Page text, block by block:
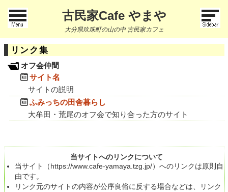
古民家Cafe やまや
大分県玖珠町の山の中 古民家カフェ
リンク集
オフ会仲間
サイト名
サイトの説明
ふみっちの田舎暮らし
大牟田・荒尾のオフ会で知り合った方のサイト
当サイトへのリンクについて
当サイト（https://www.cafe-yamaya.tzg.jp/）へのリンクは原則自
由です。
リンク元のサイトの内容が公序良俗に反する場合などは、リンク